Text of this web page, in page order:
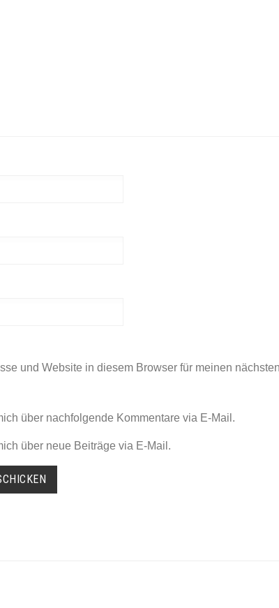
und Website in diesem Browser für meinen
über nachfolgende Kommentare via E-Mail.
über neue Beiträge via E-Mail.